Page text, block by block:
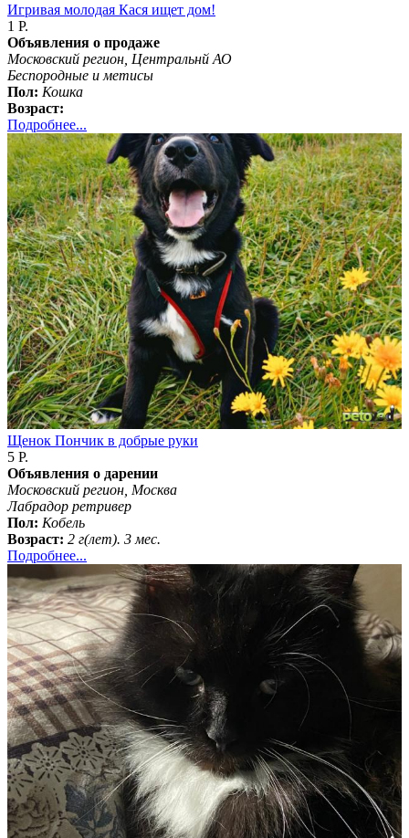
Игривая молодая Кася ищет дом!
1 Р.
Объявления о продаже
Московский регион, Центральнй АО
Беспородные и метисы
Пол: Кошка
Возраст:
Подробнее...
Щенок Пончик в добрые руки
5 Р.
Объявления о дарении
Московский регион, Москва
Лабрадор ретривер
Пол: Кобель
Возраст: 2 г(лет). 3 мес.
Подробнее...